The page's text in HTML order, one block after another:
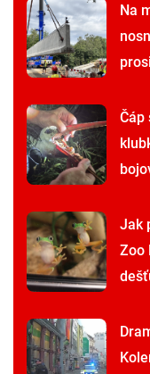
Na
Čáp
Jak
Zoo